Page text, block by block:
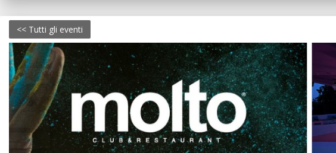
<< Tutti gli eventi